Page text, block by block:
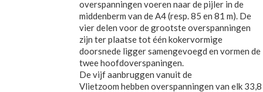
overspanningen voeren naar de pijler in de
middenberm van de A4 (resp. 85 en 81 m). De
vier delen voor de grootste overspanningen
zijn ter plaatse tot één kokervormige
doorsnede ligger samengevoegd en vormen de
twee hoofdoverspaningen.
De vijf aanbruggen vanuit de
Vlietzoom hebben overspanningen van elk 33,8